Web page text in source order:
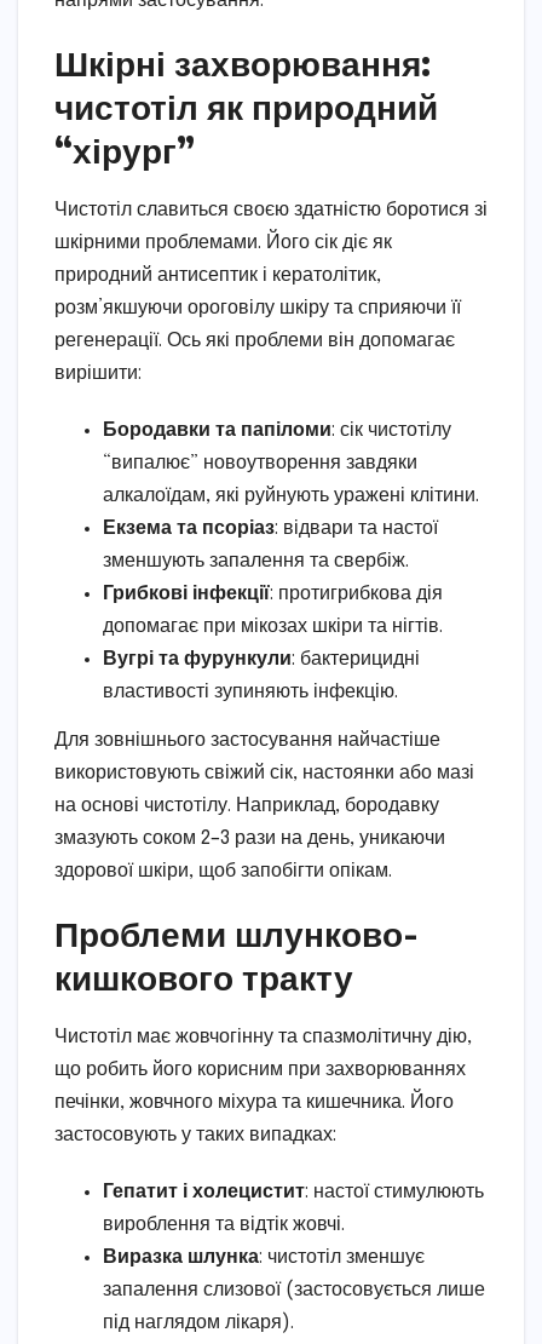
Шкірні захворювання:
чистотіл як природний
“хірург”
Чистотіл славиться своєю здатністю боротися зі
шкірними проблемами. Його сік діє як
природний антисептик і кератолітик,
розм’якшуючи ороговілу шкіру та сприяючи її
регенерації. Ось які проблеми він допомагає
вирішити:
Бородавки та папіломи: сік чистотілу
“випалює” новоутворення завдяки
алкалоїдам, які руйнують уражені клітини.
Екзема та псоріаз: відвари та настої
зменшують запалення та свербіж.
Грибкові інфекції: протигрибкова дія
допомагає при мікозах шкіри та нігтів.
Вугрі та фурункули: бактерицидні
властивості зупиняють інфекцію.
Для зовнішнього застосування найчастіше
використовують свіжий сік, настоянки або мазі
на основі чистотілу. Наприклад, бородавку
змазують соком 2–3 рази на день, уникаючи
здорової шкіри, щоб запобігти опікам.
Проблеми шлунково-
кишкового тракту
Чистотіл має жовчогінну та спазмолітичну дію,
що робить його корисним при захворюваннях
печінки, жовчного міхура та кишечника. Його
застосовують у таких випадках:
Гепатит і холецистит: настої стимулюють
вироблення та відтік жовчі.
Виразка шлунка: чистотіл зменшує
запалення слизової (застосовується лише
під наглядом лікаря).